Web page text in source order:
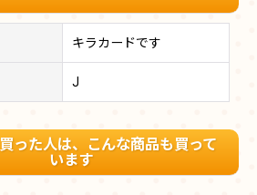
キラカードです
J
った人は、こんな商品も買って
います